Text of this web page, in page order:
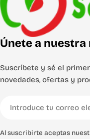
Únete a
Suscríbete y sé el
novedades, ofertas y
electrónico
Al suscribirte aceptas